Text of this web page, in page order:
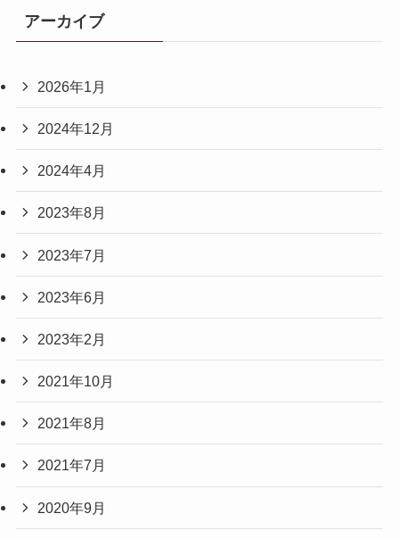
アーカイブ
2026年1月
2024年12月
2024年4月
2023年8月
2023年7月
2023年6月
2023年2月
2021年10月
2021年8月
2021年7月
2020年9月